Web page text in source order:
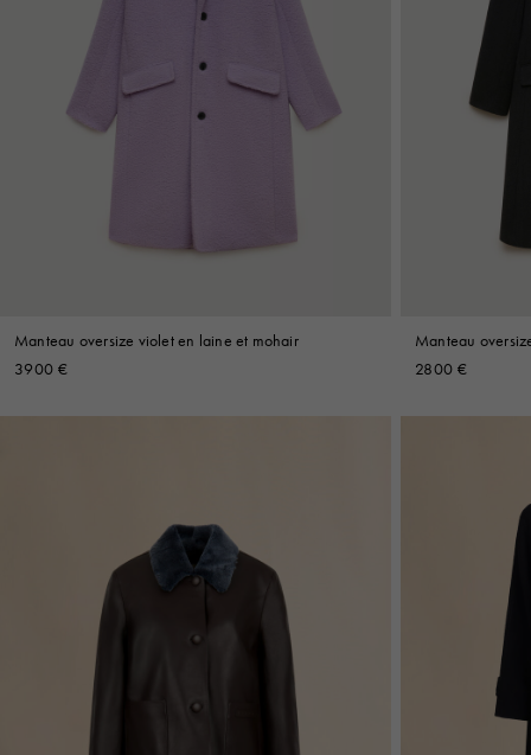
Manteau oversize violet en laine et mohair
3900 €
Manteau
2800 €